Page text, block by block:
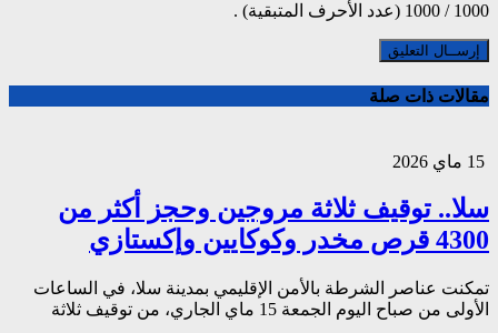
1000
/
1000 (عدد الأحرف المتبقية) .
مقالات ذات صلة
سلا.. توقيف ثلاثة مروجين وحجز أكثر من
4300 قرص مخدر وكوكايين وإكستازي
تمكنت عناصر الشرطة بالأمن الإقليمي بمدينة سلا، في الساعات
الأولى من صباح اليوم الجمعة 15 ماي الجاري، من توقيف ثلاثة